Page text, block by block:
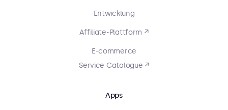
Entwicklung
Affiliate-Plattform ↗
E-commerce
Service Catalogue ↗
Apps